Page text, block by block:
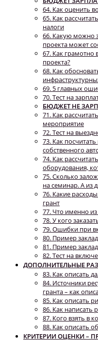
64. Как оценить
65. Как
налоги
66. Какую можно
проекта может
67. Как грамотно
проекта?
68. Как
69. 5 главных
70. Тест на
БЮДЖЕТ НЕ
71. Как
мероприятие
72. Тест на
73. Как
собственного
74. Как
оборудования,
75. Сколько
на семинар. А из
76. Какие
грант
77. Что именно из
78. У кого
79. Ошибки при
80. Пример
81. Пример
82. Тест на
ДОПОЛНИТЕЛЬНЫЕ
83. Как описать
84. Источники
гранта – как
85. Как описать
86. Как написать
87. Кого взять в
88. Как описать
КРИТЕРИИ ОЦЕНКИ –